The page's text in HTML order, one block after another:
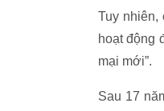
Tuy nhiên,
hoạt động
mại mới”.
Sau 17